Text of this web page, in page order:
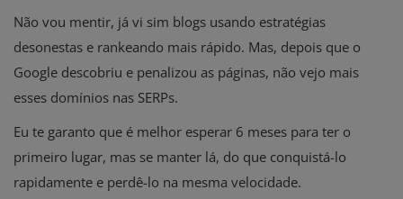
Não vou mentir, já vi sim blogs usando estratégias
desonestas e rankeando mais rápido. Mas, depois que o
Google descobriu e penalizou as páginas, não vejo mais
esses domínios nas SERPs.
Eu te garanto que é melhor esperar 6 meses para ter o
primeiro lugar, mas se manter lá, do que conquistá-lo
rapidamente e perdê-lo na mesma velocidade.